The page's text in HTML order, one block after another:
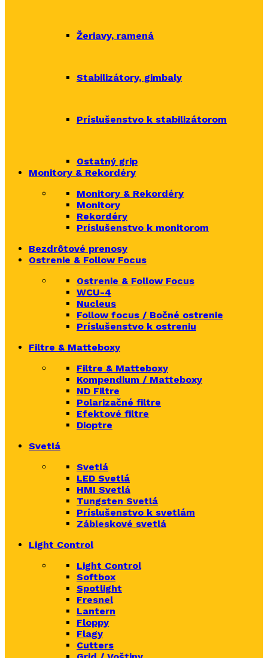
Žeriavy, ramená
Stabilizátory, gimbaly
Príslušenstvo k stabilizátorom
Ostatný grip
Monitory & Rekordéry
Monitory & Rekordéry
Monitory
Rekordéry
Príslušenstvo k monitorom
Bezdrôtové prenosy
Ostrenie & Follow Focus
Ostrenie & Follow Focus
WCU-4
Nucleus
Follow focus / Bočné ostrenie
Príslušenstvo k ostreniu
Filtre & Matteboxy
Filtre & Matteboxy
Kompendium / Matteboxy
ND Filtre
Polarizačné filtre
Efektové filtre
Dioptre
Svetlá
Svetlá
LED Svetlá
HMI Svetlá
Tungsten Svetlá
Príslušenstvo k svetlám
Zábleskové svetlá
Light Control
Light Control
Softbox
Spotlight
Fresnel
Lantern
Floppy
Flagy
Cutters